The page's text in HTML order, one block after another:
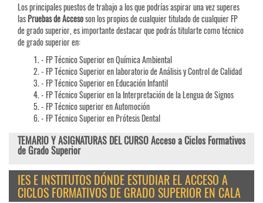
Los principales puestos de trabajo a los que podrías aspirar una vez superes
lasPruebas deAccesoson los propios de cualquier titulado de cualquier FP
de grado superior, es importante destacar que podrás titularte como técnico
de grado superior en:
- FP Técnico Superior en Química Ambiental
- FP Técnico Superior en laboratorio de Análisis y Control de Calidad
- FP Técnico Superior en Educación Infantil
- FP Técnico Superior en la Interpretación de la Lengua de Signos
- FP Técnico superior en Automoción
- FP Técnico Superior en Prótesis Dental
TEMARIO Y ASIGNATURAS DEL CURSO Acceso a Ciclos Formativos
de Grado Superior
IES E INSTITUTOS DÓNDE ESTUDIAR EL ACCESO A
CICLOS FORMATIVOS DE GRADO SUPERIOR EN CALA